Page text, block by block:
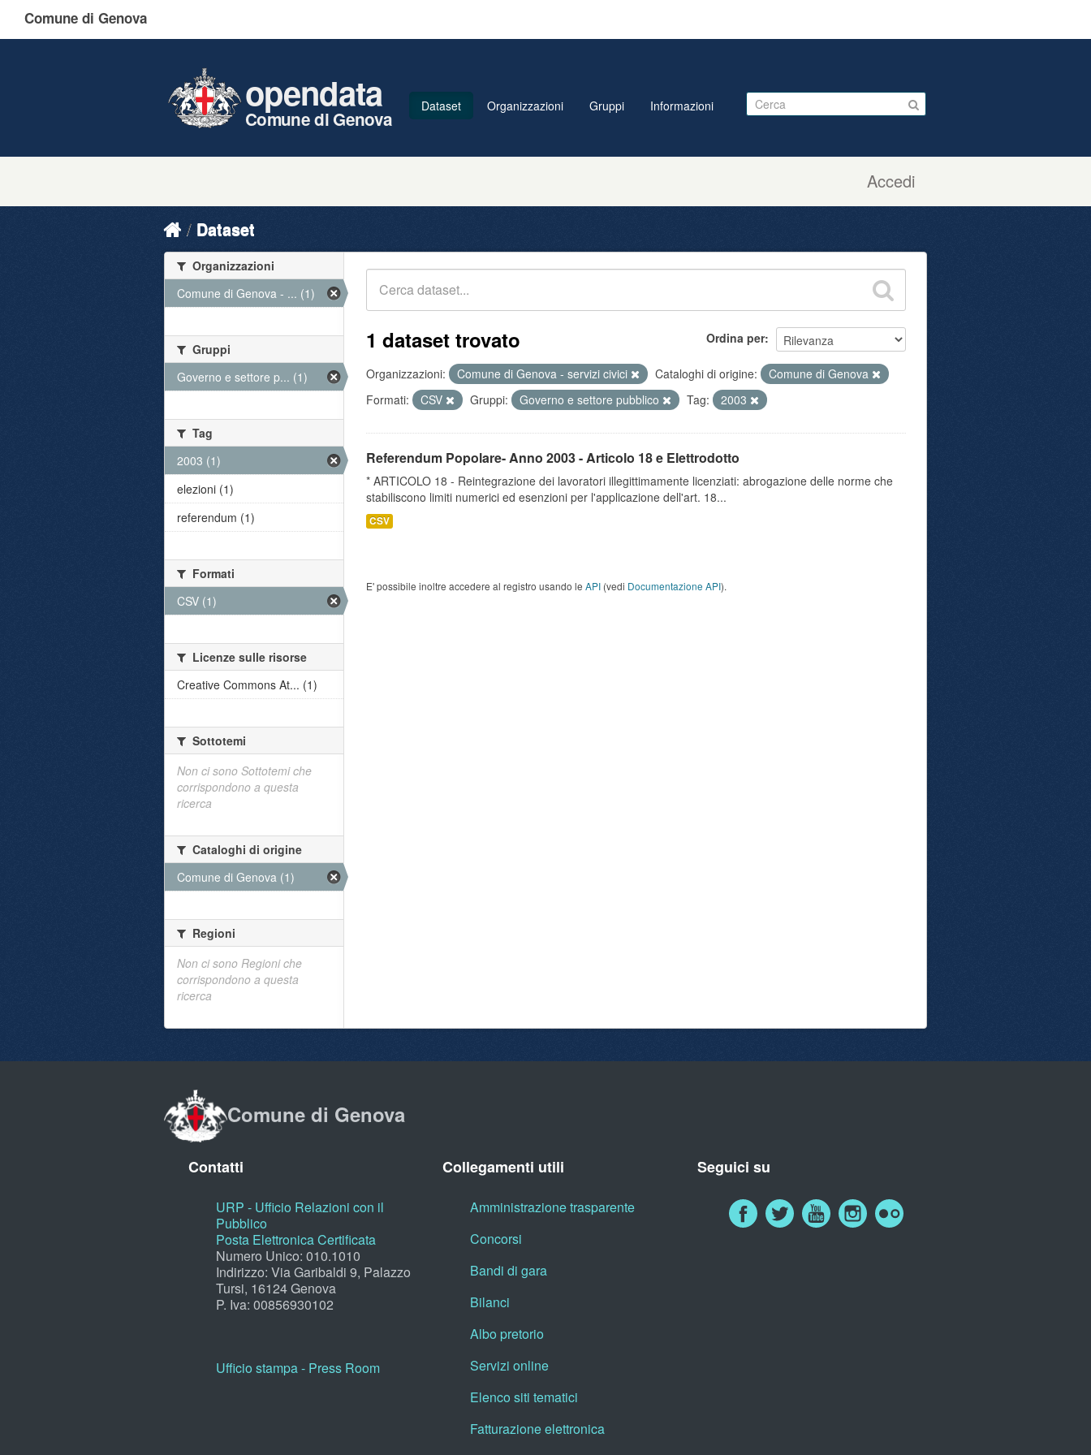
Comune di Genova
Accedi
opendata
Comune di Genova
Dataset Organizzazioni Gruppi Informazioni
Dataset
Ordina per
1 dataset trovato
Organizzazioni: Comune di Genova - servizi civici Cataloghi di origine:
Comune di Genova
Formati:
CSV Gruppi: Governo e settore pubblico Tag: 2003
Referendum Popolare- Anno 2003 - Articolo 18 e Elettrodotto
* ARTICOLO 18 - Reintegrazione dei lavoratori illegittimamente licenziati: abrogazione delle norme che
stabiliscono limiti numerici ed esenzioni per l'applicazione dell'art. 18...
CSV
E' possibile inoltre accedere al registro usando le API (vedi Documentazione API).
Organizzazioni
Comune di Genova - ... (1)
Gruppi
Governo e settore p... (1)
Tag
2003 (1)
elezioni (1)
referendum (1)
Formati
CSV (1)
Licenze sulle risorse
Creative Commons At... (1)
Sottotemi
Non ci sono Sottotemi che
corrispondono a questa
ricerca
Cataloghi di origine
Comune di Genova (1)
Regioni
Non ci sono Regioni che
corrispondono a questa
ricerca
Comune di Genova
Contatti
URP - Ufficio Relazioni con il
Pubblico
Posta Elettronica Certificata
Numero Unico: 010.1010
Indirizzo: Via Garibaldi 9, Palazzo
Tursi, 16124 Genova
P. Iva: 00856930102
Ufficio stampa - Press Room
Collegamenti utili
Amministrazione trasparente
Concorsi
Bandi di gara
Bilanci
Albo pretorio
Servizi online
Elenco siti tematici
Fatturazione elettronica
Seguici su